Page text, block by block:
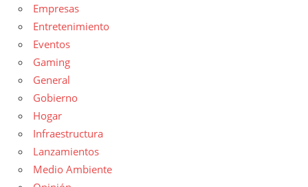
Empresas
Entretenimiento
Eventos
Gaming
General
Gobierno
Hogar
Infraestructura
Lanzamientos
Medio Ambiente